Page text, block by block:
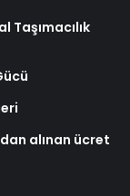
Taşımacılık
alınan ücret